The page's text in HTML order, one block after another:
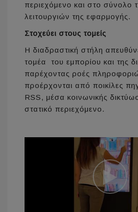
περιεχόμενο και στο σύνολο
λειτουργιών της εφαρμογής.
Στοχεύει στους τομείς
Η διαδραστική στήλη
τομέα του εμπορίου και της
παρέχοντας ροές
προέρχονται από ποικίλες
RSS, μέσα κοινωνικής
στατικό περιεχόμενο.